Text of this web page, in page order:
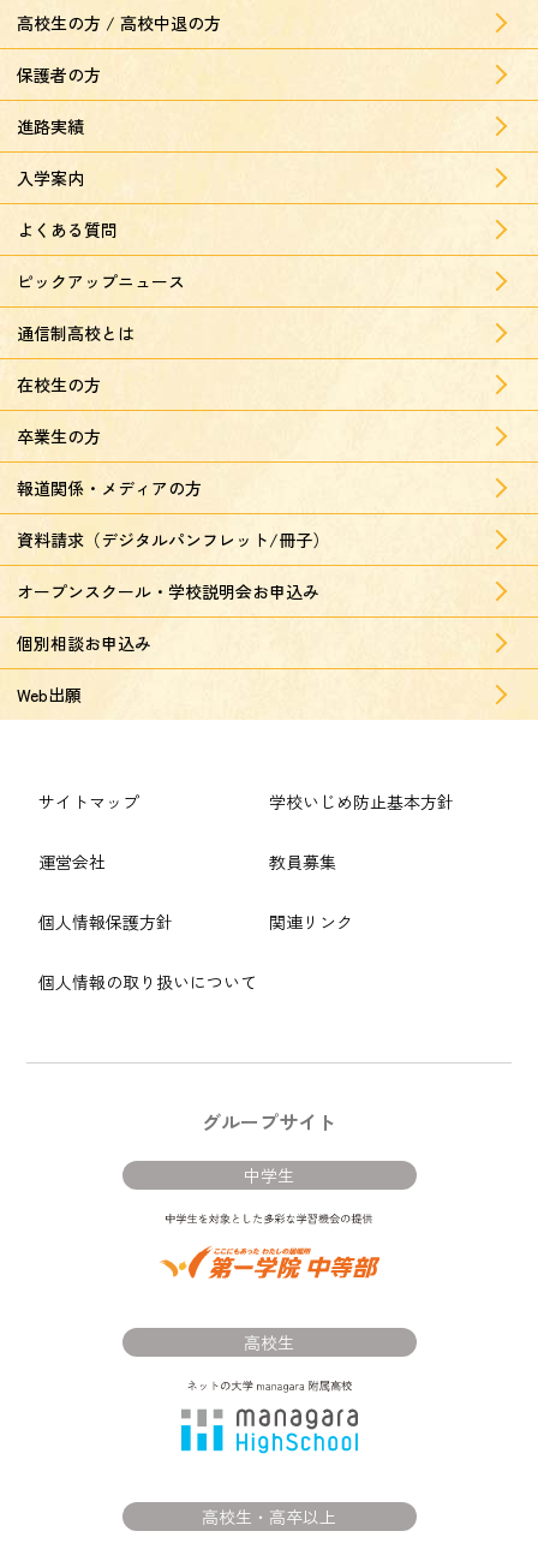
高校生の方 / 高校中退の方
保護者の方
進路実績
入学案内
よくある質問
ピックアップニュース
通信制高校とは
在校生の方
卒業生の方
報道関係・メディアの方
資料請求（デジタルパンフレット/冊子）
オープンスクール・学校説明会お申込み
個別相談お申込み
Web出願
サイトマップ
運営会社
個人情報保護方針
個人情報の取り扱いについて
学校いじめ防止基本方針
教員募集
関連リンク
グループサイト
中学生
高校生
高校生・高卒以上